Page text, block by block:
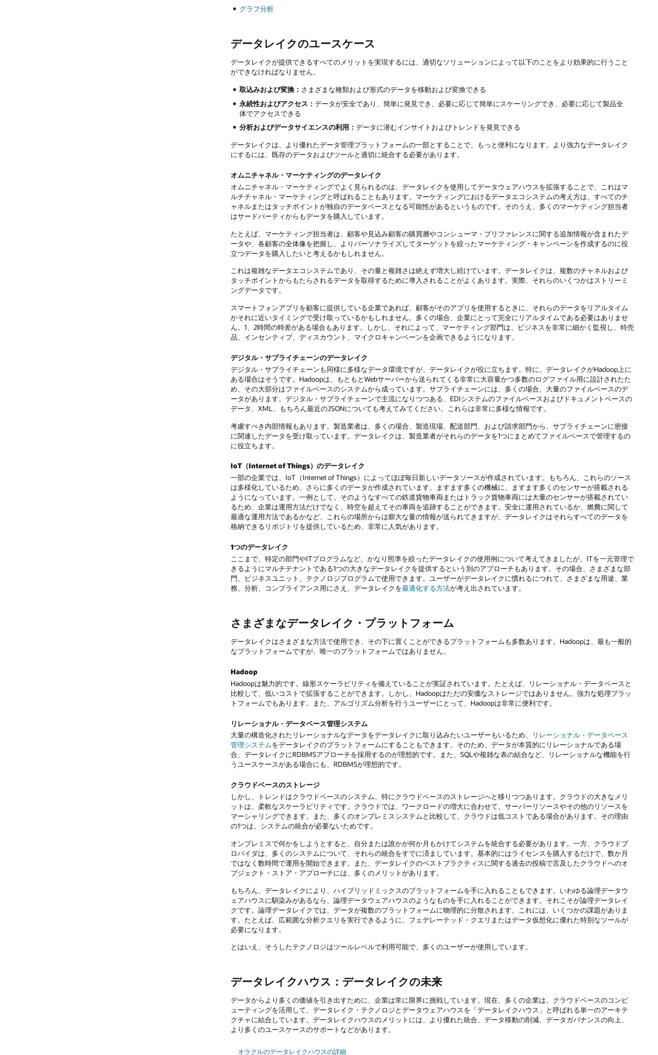
グラフ分析
データレイクのユースケース
データレイクが提供できるすべてのメリットを実現するには、適切なソリューションによって以下のことをより効果的に行うこと
ができなければなりません。
取込みおよび変換： さまざまな種類および形式のデータを移動および変換できる
永続性およびアクセス：データが安全であり、簡単に発見でき、必要に応じて簡単にスケーリングでき、必要に応じて製品全
体でアクセスできる
分析およびデータサイエンスの利用：データに潜むインサイトおよびトレンドを発見できる
データレイクは、より優れたデータ管理プラットフォームの一部とすることで、もっと便利になります。より強力なデータレイク
にするには、既存のデータおよびツールと適切に統合する必要があります。
オムニチャネル・マーケティングのデータレイク
オムニチャネル・マーケティングでよく見られるのは、データレイクを使用してデータウェアハウスを拡張することで、これはマ
ルチチャネル・マーケティングと呼ばれることもあります。マーケティングにおけるデータエコシステムの考え方は、すべてのチ
ャネルまたはタッチポイントが独自のデータベースとなる可能性があるというものです。そのうえ、多くのマーケティング担当者
はサードパーティからもデータを購入しています。
たとえば、マーケティング担当者は、顧客や見込み顧客の購買層やコンシューマ・プリファレンスに関する追加情報が含まれたデ
ータや、各顧客の全体像を把握し、よりパーソナライズしてターゲットを絞ったマーケティング・キャンペーンを作成するのに役
立つデータを購入したいと考えるかもしれません。
これは複雑なデータエコシステムであり、その量と複雑さは絶えず増大し続けています。データレイクは、複数のチャネルおよび
タッチポイントからもたらされるデータを取得するために導入されることがよくあります。実際、それらのいくつかはストリーミ
ングデータです。
スマートフォンアプリを顧客に提供している企業であれば、顧客がそのアプリを使用するときに、それらのデータをリアルタイム
かそれに近いタイミングで受け取っているかもしれません。多くの場合、企業にとって完全にリアルタイムである必要はありませ
ん。1、2時間の時差がある場合もあります。しかし、それによって、マーケティング部門は、ビジネスを非常に細かく監視し、特売
品、インセンティブ、ディスカウント、マイクロキャンペーンを企画できるようになります。
デジタル・サプライチェーンのデータレイク
デジタル・サプライチェーンも同様に多様なデータ環境ですが、データレイクが役に立ちます。特に、データレイクがHadoop上に
ある場合はそうです。Hadoopは、もともとWebサーバーから送られてくる非常に大容量かつ多数のログファイル用に設計されたた
め、その大部分はファイルベースのシステムから成っています。サプライチェーンには、多くの場合、大量のファイルベースのデ
ータがあります。デジタル・サプライチェーンで主流になりつつある、EDIシステムのファイルベースおよびドキュメントベースの
データ、XML、もちろん最近のJSONについても考えてみてください。これらは非常に多様な情報です。
考慮すべき内部情報もあります。製造業者は、多くの場合、製造現場、配送部門、および請求部門から、サプライチェーンに密接
に関連したデータを受け取っています。データレイクは、製造業者がそれらのデータを1つにまとめてファイルベースで管理するの
に役立ちます。
IoT（Internet of Things）のデータレイク
一部の企業では、IoT（Internet of Things）によってほぼ毎日新しいデータソースが作成されています。もちろん、これらのソース
は多様化しているため、さらに多くのデータが作成されています。ますます多くの機械に、ますます多くのセンサーが搭載される
ようになっています。一例として、そのようなすべての鉄道貨物車両またはトラック貨物車両には大量のセンサーが搭載されてい
るため、企業は運用方法だけでなく、時空を超えてその車両を追跡することができます。安全に運用されているか、燃費に関して
最適な運用方法であるかなど、これらの場所からは膨大な量の情報が送られてきますが、データレイクはそれらすべてのデータを
格納できるリポジトリを提供しているため、非常に人気があります。
1つのデータレイク
ここまで、特定の部門やITプログラムなど、かなり照準を絞ったデータレイクの使用例について考えてきましたが、ITを一元管理で
きるようにマルチテナントである1つの大きなデータレイクを提供するという別のアプローチもあります。その場合、さまざまな部
門、ビジネスユニット、テクノロジプログラムで使用できます。ユーザーがデータレイクに慣れるにつれて、さまざまな用途、業
務、分析、コンプライアンス用にさえ、データレイクを最適化する方法が考え出されています。
さまざまなデータレイク・プラットフォーム
データレイクはさまざまな方法で使用でき、その下に置くことができるプラットフォームも多数あります。Hadoopは、最も一般的
なプラットフォームですが、唯一のプラットフォームではありません。
Hadoop
Hadoopは魅力的です。線形スケーラビリティを備えていることが実証されています。たとえば、リレーショナル・データベースと
比較して、低いコストで拡張することができます。しかし、Hadoopはただの安価なストレージではありません。強力な処理プラッ
トフォームでもあります。また、アルゴリズム分析を行うユーザーにとって、Hadoopは非常に便利です。
リレーショナル・データベース管理システム
大量の構造化されたリレーショナルなデータをデータレイクに取り込みたいユーザーもいるため、
リレーショナル・データベース
管理システムをデータレイクのプラットフォームにすることもできます。そのため、データが本質的にリレーショナルである場
合、データレイクにRDBMSアプローチを採用するのが理想的です。また、SQLや複雑な表の結合など、リレーショナルな機能を行
うユースケースがある場合にも、RDBMSが理想的です。
クラウドベースのストレージ
しかし、トレンドはクラウドベースのシステム、特にクラウドベースのストレージへと移りつつあります。クラウドの大きなメリ
ットは、柔軟なスケーラビリティです。クラウドでは、ワークロードの増大に合わせて、サーバーリソースやその他のリソースを
マーシャリングできます。また、多くのオンプレミスシステムと比較して、クラウドは低コストである場合があります。その理由
の1つは、システムの統合が必要ないためです。
オンプレミスで何かをしようとすると、自分または誰かが何か月もかけてシステムを統合する必要があります。一方、クラウドプ
ロバイダは、多くのシステムについて、それらの統合をすでに済ましています。基本的にはライセンスを購入するだけで、数か月
ではなく数時間で運用を開始できます。また、データレイクのベストプラクティスに関する過去の投稿で言及したクラウドへのオ
ブジェクト・ストア・アプローチには、多くのメリットがあります。
もちろん、データレイクにより、ハイブリッドミックスのプラットフォームを手に入れることもできます。いわゆる論理データウ
ェアハウスに馴染みがあるなら、論理データウェアハウスのようなものを手に入れることができます。それこそが論理データレイ
クです。論理データレイクでは、データが複数のプラットフォームに物理的に分散されます。これには、いくつかの課題がありま
す。たとえば、広範囲な分析クエリを実行できるように、フェデレーテッド・クエリまたはデータ仮想化に優れた特別なツールが
必要になります。
とはいえ、そうしたテクノロジはツールレベルで利用可能で、多くのユーザーが使用しています。
データレイクハウス：データレイクの未来
データからより多くの価値を引き出すために、企業は常に限界に挑戦しています。現在、多くの企業は、クラウドベースのコンピ
ューティングを活用して、データレイク・テクノロジとデータウェアハウスを「データレイクハウス」と呼ばれる単一のアーキテ
クチャに結合しています。データレイクハウスのメリットには、より優れた統合、データ移動の削減、データガバナンスの向上、
より多くのユースケースのサポートなどがあります。
オラクルのデータレイクハウスの詳細